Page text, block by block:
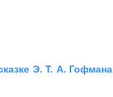
Э. Т. А. Гофмана